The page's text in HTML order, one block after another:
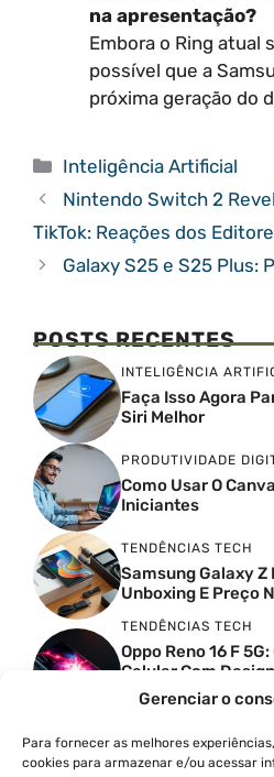
Gerenciar o
Para fornecer as melhores
cookies para armazenar e/ou acessar
na apresentação?
Embora o Ring atual
possível que a
próxima geração do
Categorias
Inteligência Artificial
Nintendo Switch 2
TikTok: Reações dos
Galaxy S25 e S25 Plus:
POSTS RECENTES
INTELIGÊNCIA
Faça Isso Agora
Siri Melhor
PRODUTIVIDADE
Como Usar O
Iniciantes
TENDÊNCIAS TECH
Samsung Galaxy Z
Unboxing E Preço
TENDÊNCIAS TECH
Oppo Reno 16 F 5G:
Celular Com
Surreal E Câmeras
MP
PRODUTIVIDADE
Faca Isso Agora